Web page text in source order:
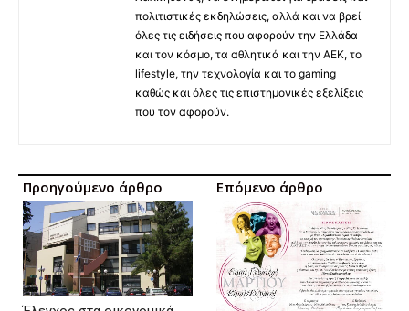
πολιτιστικές εκδηλώσεις, αλλά και να βρεί
όλες τις ειδήσεις που αφορούν την Ελλάδα
και τον κόσμο, τα αθλητικά και την ΑΕΚ, το
lifestyle, την τεχνολογία και το gaming
καθώς και όλες τις επιστημονικές εξελίξεις
που τον αφορούν.
Προηγούμενο άρθρο Επόμενο άρθρο